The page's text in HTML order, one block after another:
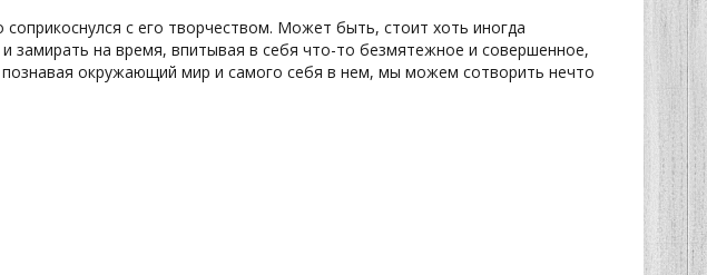
с его творчеством. Может быть, стоит хоть иногда
замирать на время, впитывая в себя что-то безмятежное и совершенное,
окружающий мир и самого себя в нем, мы можем сотворить нечто